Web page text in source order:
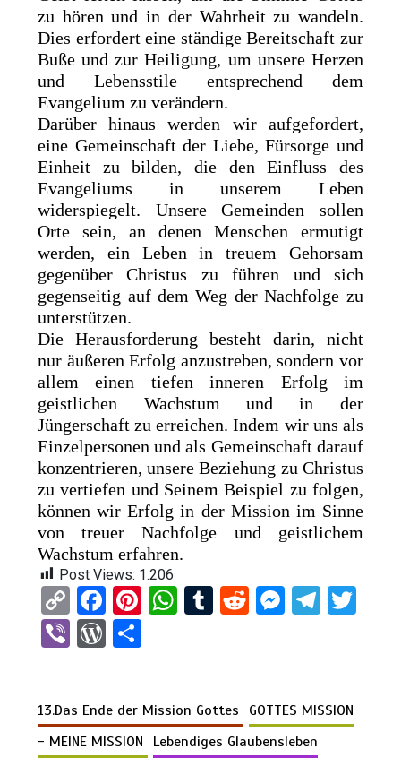
zu hören und in der Wahrheit zu wandeln.
Dies erfordert eine ständige Bereitschaft zur
Buße und zur Heiligung, um unsere Herzen
und Lebensstile entsprechend dem
Evangelium zu verändern.
Darüber hinaus werden wir aufgefordert,
eine Gemeinschaft der Liebe, Fürsorge und
Einheit zu bilden, die den Einfluss des
Evangeliums in unserem Leben
widerspiegelt. Unsere Gemeinden sollen
Orte sein, an denen Menschen ermutigt
werden, ein Leben in treuem Gehorsam
gegenüber Christus zu führen und sich
gegenseitig auf dem Weg der Nachfolge zu
unterstützen.
Die Herausforderung besteht darin, nicht
nur äußeren Erfolg anzustreben, sondern vor
allem einen tiefen inneren Erfolg im
geistlichen Wachstum und in der
Jüngerschaft zu erreichen. Indem wir uns als
Einzelpersonen und als Gemeinschaft darauf
konzentrieren, unsere Beziehung zu Christus
zu vertiefen und Seinem Beispiel zu folgen,
können wir Erfolg in der Mission im Sinne
von treuer Nachfolge und geistlichem
Wachstum erfahren.
Post Views: 1.206
C
o
py
n
k
F
a
ce
o
o
Pi
t
W
A
p
T
r
R
t
M
g
er
T
a
Vi W
Pr
es
n
13.Das Ende der Mission Gottes
GOTTES MISSION
- MEINE MISSION
Lebendiges Glaubensleben